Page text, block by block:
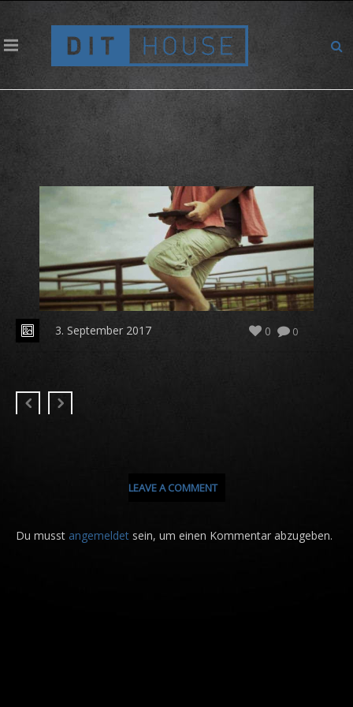
Location scouting für Brokeback Mountain
3. September 2017 0
0
LEAVE A COMMENT
Du musst angemeldet sein, um einen Kommentar abzugeben.